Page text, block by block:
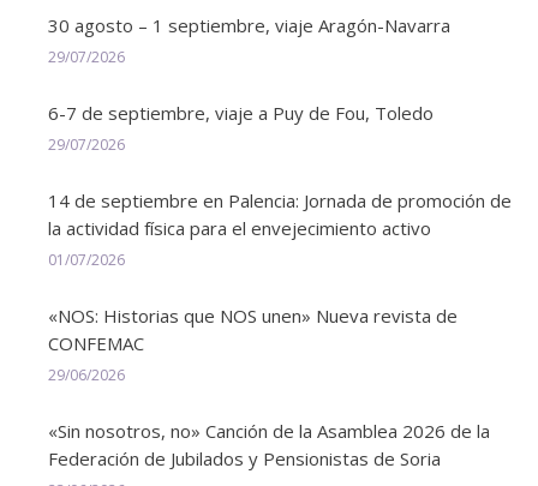
30 agosto – 1 septiembre, viaje Aragón-Navarra
29/07/2026
6-7 de septiembre, viaje a Puy de Fou, Toledo
29/07/2026
14 de septiembre en Palencia: Jornada de promoción de
la actividad física para el envejecimiento activo
01/07/2026
«NOS: Historias que NOS unen» Nueva revista de
CONFEMAC
29/06/2026
«Sin nosotros, no» Canción de la Asamblea 2026 de la
Federación de Jubilados y Pensionistas de Soria